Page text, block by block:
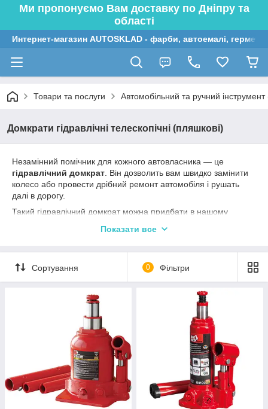
Ми пропонуємо Вам доставку по Дніпру та
області
Интернет-магазин AUTOSKLAD - фарби, автоемалі,
Товари та послуги Автомобільний та ручний
Домкрати гідравлічні телескопічні (пляшкові)
Незамінний помічник для кожного автовласника — це
гідравлічний домкрат . Він дозволить вам швидко замінити
колесо або провести дрібний ремонт автомобіля і рушать
далі в дорогу.
Такий гідравлічний домкрат можна придбати в нашому
ви зможете підібрати те, що вам необхідно. У нас
наприклад, легковий автомобіль вагою до двох тонн.
Гідравлічні домкрати з легкістю витісняють механічні аналоги,
так як вони простіше в застосуванні і володіють високою
вантажопідйомністю. До того ж, ваших особистих зусиль для
підняття автомобіля при зміні колеса, знадобиться набагато
Гідравлічні домкрати телескопічні
мають плавний хід, що
забезпечує безпечний підйом і спуск вантажу. Даний вид
домкрата досить стійкі, але у випадку ремонту необхідно
убезпечити себе і використовувати як мінімум два апарати
для своєї безпеки. Вартість домкрата безпосередньо
залежить від його вантажопідйомності, чим вона більше, тим
Показати все
Сортування 0 Фільтри